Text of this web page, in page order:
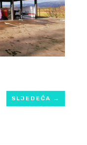
SLJEDEĆA →